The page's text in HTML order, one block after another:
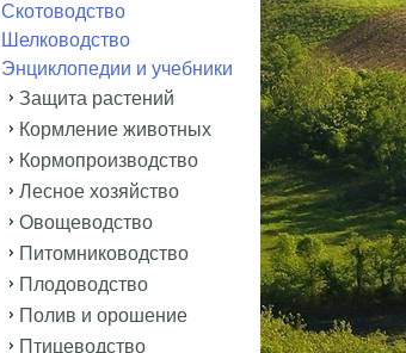
Скотоводство
Шелководство
Энциклопедии и учебники
Защита растений
Кормление животных
Кормопроизводство
Лесное хозяйство
Овощеводство
Питомниководство
Плодоводство
Полив и орошение
Птицеводство